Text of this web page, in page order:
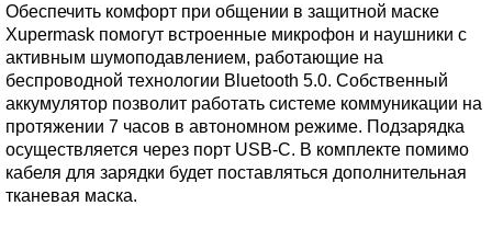
Обеспечить комфорт при общении в защитной маске
Xupermask помогут встроенные микрофон и наушники с
активным шумоподавлением, работающие на
беспроводной технологии Bluetooth 5.0. Собственный
аккумулятор позволит работать системе коммуникации на
протяжении 7 часов в автономном режиме. Подзарядка
осуществляется через порт USB-C. В комплекте помимо
кабеля для зарядки будет поставляться дополнительная
тканевая маска.